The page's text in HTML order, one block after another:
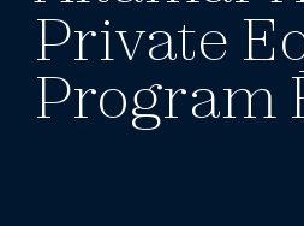
Private
Program